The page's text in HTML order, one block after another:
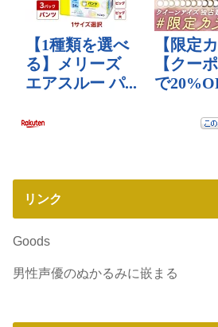
リンク
Goods
男性声優のぬかるみに嵌まる